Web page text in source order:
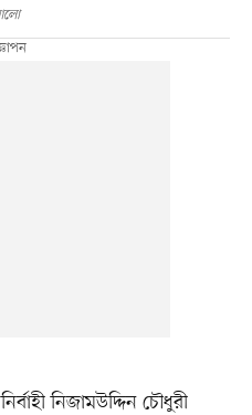
নিজামউদ্দিন চৌধুরী